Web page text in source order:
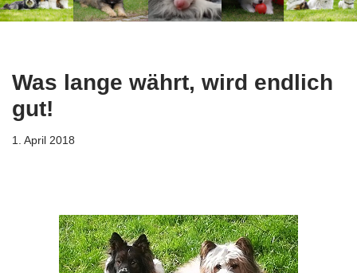
Was lange währt, wird endlich
gut!
1. April 2018